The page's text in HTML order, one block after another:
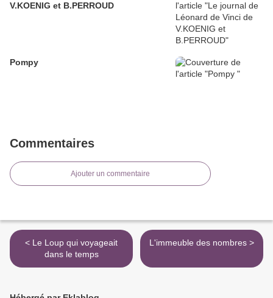
V.KOENIG et B.PERROUD
Pompy
Commentaires
Ajouter un commentaire
< Le Loup qui voyageait
dans le temps
L'immeuble des nombres >